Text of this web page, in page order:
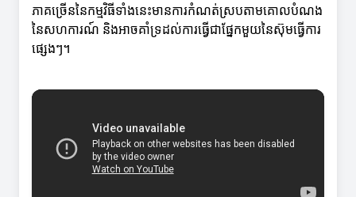
ភាគច្រើននៃកម្មវិធីទាំងនេះមានការកំណត់ស្របតាមគោលបំណង
នៃសហការណ៍ និងអាចគាំទ្រដល់ការធ្វើជាផ្នែកមួយនៃស៊ុមធ្វើការ
ផ្សេងៗ។